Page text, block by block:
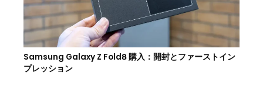
Samsung Galaxy Z Fold8 購入：開封とファーストイン
プレッション